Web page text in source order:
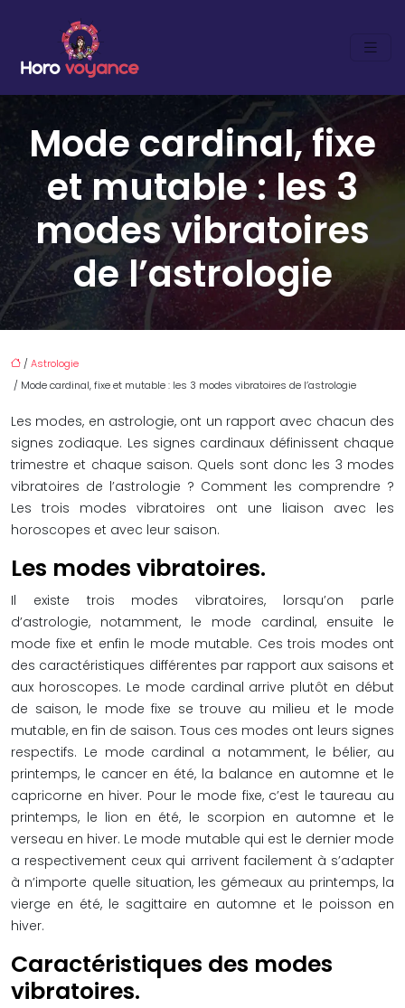
Mode cardinal, fixe
et mutable : les 3
modes vibratoires
de l’astrologie
/Astrologie
/ Mode cardinal, fixe et mutable : les 3 modes vibratoires de l’astrologie
Les modes, en astrologie, ont un rapport avec chacun des
signes zodiaque. Les signes cardinaux définissent chaque
trimestre et chaque saison. Quels sont donc les 3 modes
vibratoires de l’astrologie ? Comment les comprendre ?
Les trois modes vibratoires ont une liaison avec les
horoscopes et avec leur saison.
Les modes vibratoires.
Il existe trois modes vibratoires, lorsqu’on parle
d’astrologie, notamment, le mode cardinal, ensuite le
mode fixe et enfin le mode mutable. Ces trois modes ont
des caractéristiques différentes par rapport aux saisons et
aux horoscopes. Le mode cardinal arrive plutôt en début
de saison, le mode fixe se trouve au milieu et le mode
mutable, en fin de saison. Tous ces modes ont leurs signes
respectifs. Le mode cardinal a notamment, le bélier, au
printemps, le cancer en été, la balance en automne et le
capricorne en hiver. Pour le mode fixe, c’est le taureau au
printemps, le lion en été, le scorpion en automne et le
verseau en hiver. Le mode mutable qui est le dernier mode
a respectivement ceux qui arrivent facilement à s’adapter
à n’importe quelle situation, les gémeaux au printemps, la
vierge en été, le sagittaire en automne et le poisson en
hiver.
Caractéristiques des modes
vibratoires.